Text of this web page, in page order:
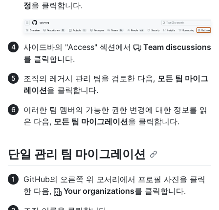
정을 클릭합니다.
사이드바의 "Access" 섹션에서
Team discussions
를 클릭합니다.
조직의 레거시 관리 팀을 검토한 다음, 모든 팀 마이그
레이션을 클릭합니다.
이러한 팀 멤버의 가능한 권한 변경에 대한 정보를 읽
은 다음, 모든 팀 마이그레이션을 클릭합니다.
단일 관리 팀 마이그레이션
GitHub의 오른쪽 위 모서리에서 프로필 사진을 클릭
한 다음,
Your organizations를 클릭합니다.